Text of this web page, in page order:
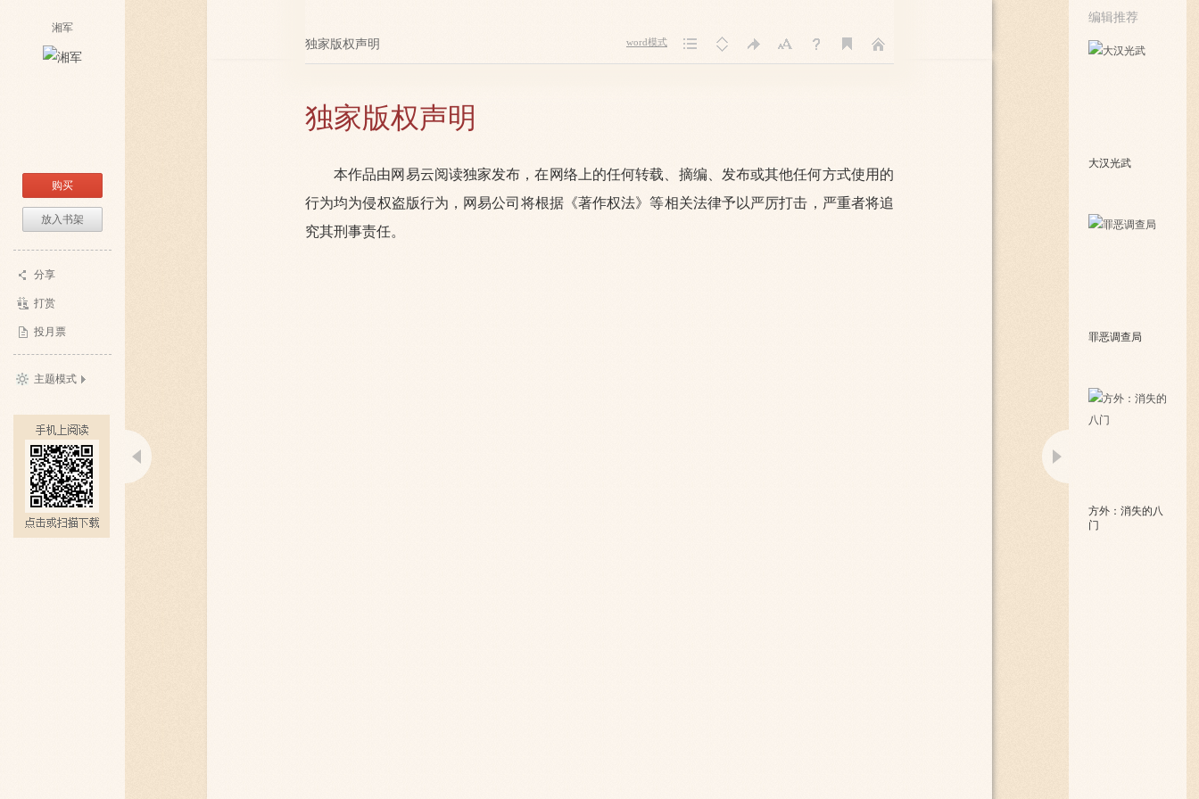
湘军
购买
放入书架
分享
打赏
投月票
主题模式
独家版权声明 word模式
独家版权声明
本作品由网易云阅读独家发布，在网络上的任何转载、摘编、发布或其他任何方式使用的
行为均为侵权盗版行为，网易公司将根据《著作权法》等相关法律予以严厉打击，严重者将追
究其刑事责任。
编辑推荐
大汉光武
罪恶调查局
方外：消失的八
门